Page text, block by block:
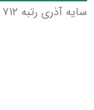
سایه آذری رتبه ۷۱۲ کنکور سراسری دندانپزشکی دانشگاه تهران